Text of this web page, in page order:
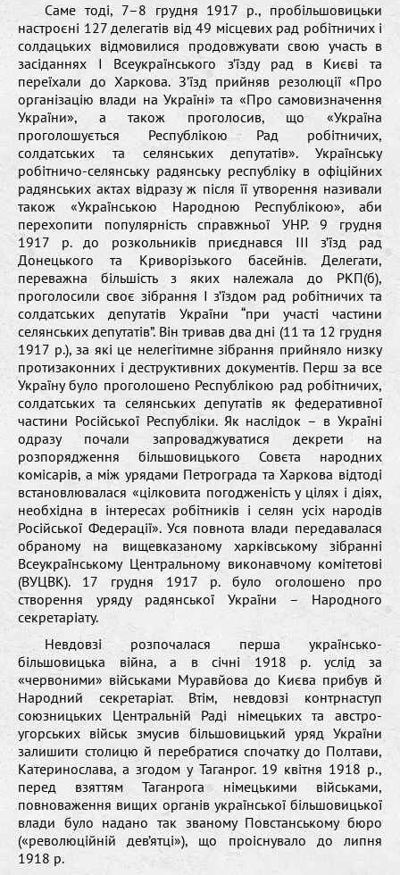
Саме тоді, 7–8 грудня 1917 р., пробільшовицьки
настроєні 127 делегатів від 49 місцевих рад робітничих і
солдацьких відмовилися продовжувати свою участь в
засіданнях І Всеукраїнського з’їзду рад в Києві та
переїхали до Харкова. З’їзд прийняв резолюції «Про
організацію влади на Україні» та «Про самовизначення
України», а також проголосив, що «Україна
проголошується Республікою Рад робітничих,
солдатських та селянських депутатів». Українську
робітничо-селянську радянську республіку в офіційних
радянських актах відразу ж після її утворення називали
також «Українською Народною Республікою», аби
перехопити популярність справжньої УНР. 9 грудня
1917 р. до розкольників приєднався ІІІ з’їзд рад
Донецького та Криворізького басейнів. Делегати,
переважна більшість з яких належала до РКП(б),
проголосили своє зібрання І з’їздом рад робітничих та
солдатських депутатів України “при участі частини
селянських депутатів”. Він тривав два дні (11 та 12 грудня
1917 р.), за які це нелегітимне зібрання прийняло низку
протизаконних і деструктивних документів. Перш за все
Україну було проголошено Республікою рад робітничих,
солдатських та селянських депутатів як федеративної
частини Російської Республіки. Як наслідок – в Україні
одразу почали запроваджуватися декрети на
розпорядження більшовицького Совєта народних
комісарів, а між урядами Петрограда та Харкова відтоді
встановлювалася «цілковита погодженість у цілях і діях,
необхідна в інтересах робітників і селян усіх народів
Російської Федерації». Уся повнота влади передавалася
обраному на вищевказаному харківському зібранні
Всеукраїнському Центральному виконавчому комітетові
(ВУЦВК). 17 грудня 1917 р. було оголошено про
створення уряду радянської України – Народного
секретаріату.
Невдовзі розпочалася перша українсько-
більшовицька війна, а в січні 1918 р. услід за
«червоними» військами Муравйова до Києва прибув й
Народний секретаріат. Втім, невдовзі контрнаступ
союзницьких Центральній Раді німецьких та австро-
угорських військ змусив більшовицький уряд України
залишити столицю й перебратися спочатку до Полтави,
Катеринослава, а згодом у Таганрог. 19 квітня 1918 р.,
перед взяттям Таганрога німецькими військами,
повноваження вищих органів української більшовицької
влади було надано так званому Повстанському бюро
(«революційній дев’ятці»), що проіснувало до липня
1918 р.